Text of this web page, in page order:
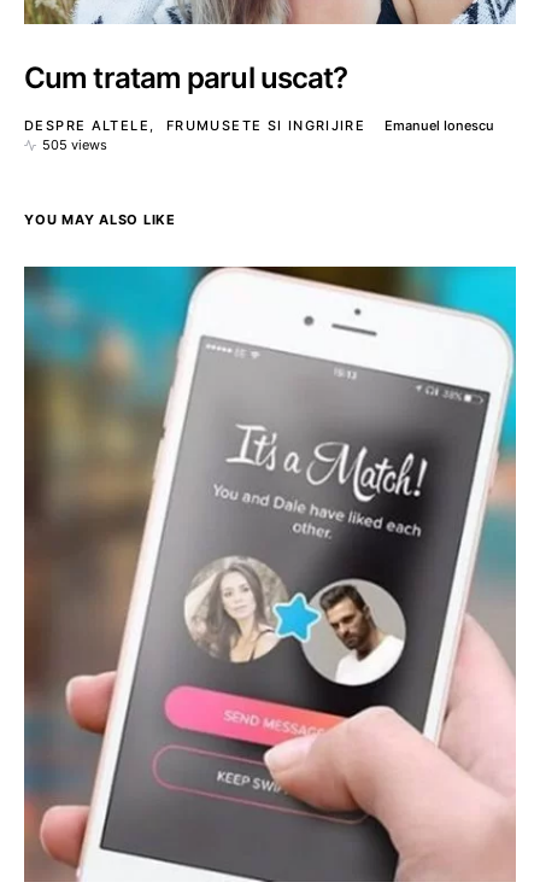
Cum tratam parul uscat?
DESPRE ALTELE FRUMUSETE SI INGRIJIRE
Emanuel Ionescu
505 views
YOU MAY ALSO LIKE